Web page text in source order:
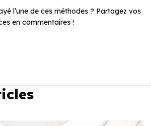
l’une de ces méthodes ? Partagez vos
en commentaires !